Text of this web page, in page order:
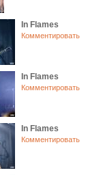
In Flames
Комментировать
In Flames
Комментировать
In Flames
Комментировать